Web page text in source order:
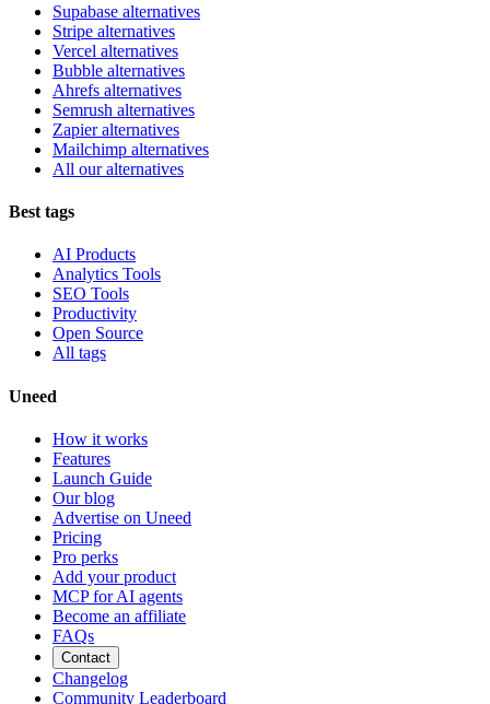
Supabase alternatives
Stripe alternatives
Vercel alternatives
Bubble alternatives
Ahrefs alternatives
Semrush alternatives
Zapier alternatives
Mailchimp alternatives
All our alternatives
Best tags
AI Products
Analytics Tools
SEO Tools
Productivity
Open Source
All tags
Uneed
How it works
Features
Launch Guide
Our blog
Advertise on Uneed
Pricing
Pro perks
Add your product
MCP for AI agents
Become an affiliate
FAQs
Contact
Changelog
Community Leaderboard